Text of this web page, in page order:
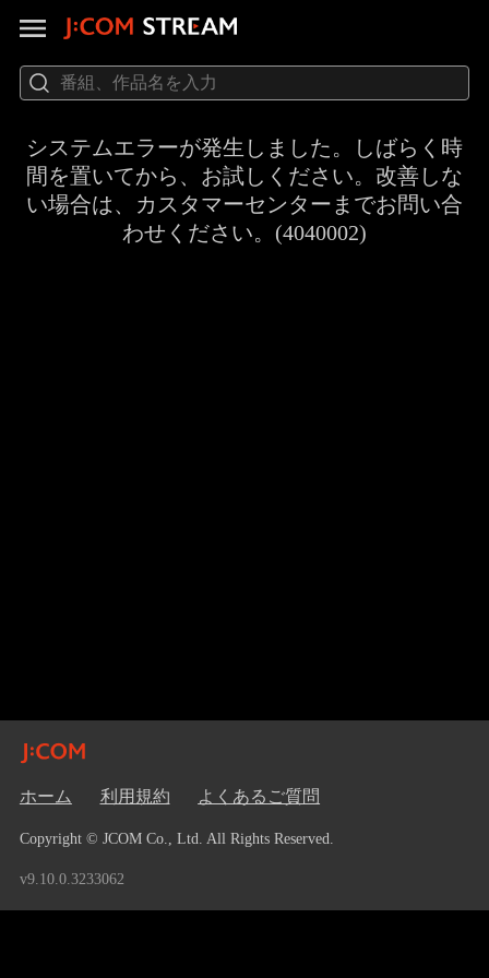
システムエラーが発生しました。しばらく時
間を置いてから、お試しください。改善しな
い場合は、カスタマーセンターまでお問い合
わせください。(4040002)
ホーム 利用規約 よくあるご質問
Copyright © JCOM Co., Ltd. All Rights Reserved.
v9.10.0.3233062